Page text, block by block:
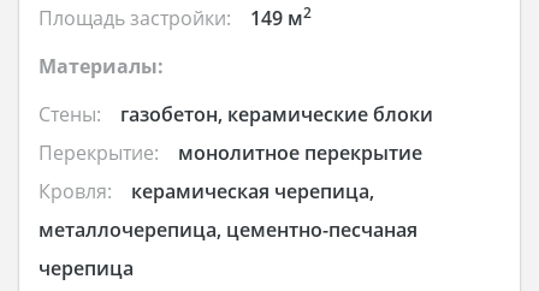
Площадь застройки:
149 м2
Материалы:
Стены:
газобетон, керамические блоки
Перекрытие:
монолитное перекрытие
Кровля:
керамическая черепица,
металлочерепица, цементно-песчаная
черепица